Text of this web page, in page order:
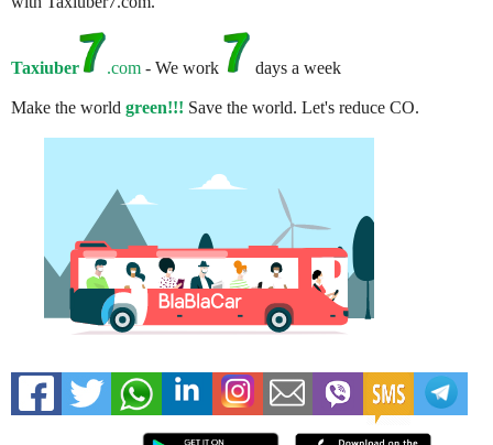
Taxiuber .com - We work days a week
Make the world green!!! Save the world. Let's reduce CO.